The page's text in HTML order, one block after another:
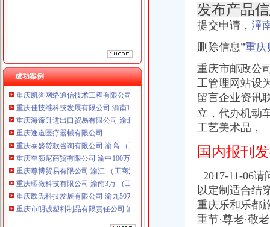
成功案例
重庆市明诚塑料制品有限责任公司 渝高100万 （进出口权）
重庆金品科技有限公司 渝南100万 （进出口权）
重庆凯誉网络通信技术工程有限公司 渝中300万 （工商变更）
重庆佳技维科技发展有限公司 渝南100万 （进出口权）
重庆海谛升进出口贸易有限公司 渝北100万 （进出口权）
重庆逸道医疗器械有限公司
重庆泰盛贷款咨询有限公司 渝高 （工商注册）
重庆奎颜尼商贸有限公司 渝中100万 （工商注册）
重庆尊博贸易有限公司 渝江 （工商注册）
重庆晒微科技有限公司 渝南3万 （工商注册）
重庆欧氏科技发展有限公司 渝九50万 （进出口权）
重庆市明诚塑料制品有限责任公司 渝高100万 （进出口权）
重庆金品科技有限公司 渝南100万 （进出口权）
重庆凯誉网络通信技术工程有限公司 渝中300万 （工商变更）
发布产品
提交申请， 潼
删除信息”重庆
重庆市邮政公
工管理网站设
留言企业资讯
立，代办机动
工艺美术品，
国内报刊
2017-11-06
以定制适合结
重庆乐和乐都
重节·尊老·敬